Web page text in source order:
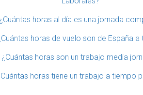
¿Cuántas horas al día es una jornada
horas de vuelo son de España a
¿Cuántas horas son un trabajo media
horas tiene un trabajo a tiempo